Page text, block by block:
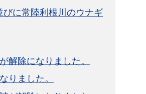
に常陸利根川のウナギ
解除になりました。
りました。